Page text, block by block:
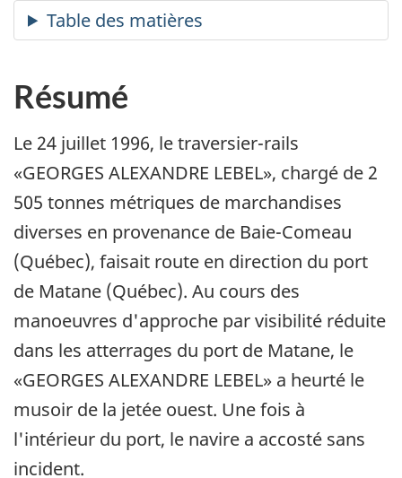
Résumé
Le 24 juillet 1996, le traversier-rails
«GEORGES ALEXANDRE LEBEL», chargé de 2
505 tonnes métriques de marchandises
diverses en provenance de Baie-Comeau
(Québec), faisait route en direction du port
de Matane (Québec). Au cours des
manoeuvres d'approche par visibilité réduite
dans les atterrages du port de Matane, le
«GEORGES ALEXANDRE LEBEL» a heurté le
musoir de la jetée ouest. Une fois à
l'intérieur du port, le navire a accosté sans
incident.